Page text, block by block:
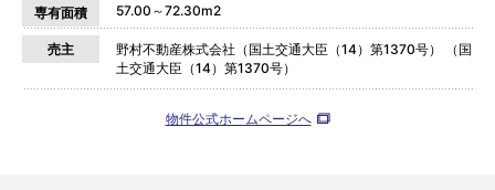
専有面積 57.00～72.30m2
売主
野村不動産株式会社（国土交通大臣（14）第1370号） （国
土交通大臣（14）第1370号）
物件公式ホームページへ